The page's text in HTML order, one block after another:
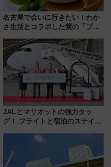
名古屋で会いに行きたい！わか
さ生活とコラボした紫の「ブル
売
JALとマリオットの強力タッ
グ！ フライトと宿泊のステイタ
上級会員資格を効率よく獲得す
る方法を解説